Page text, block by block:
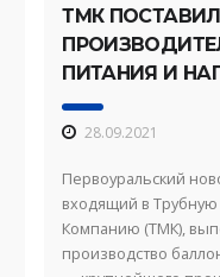
ТМК
ПИТАНИЯ И
28.09.2021
Первоуральский
входящий в
Компанию (ТМК),
производство